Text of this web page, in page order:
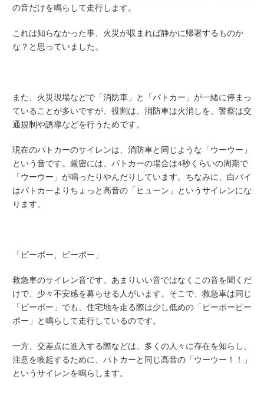
の音だけを鳴らして走行します。
これは知らなかった事、火災が収まれば静かに帰署するものか
な？と思っていました。
また、火災現場などで「消防車」と「パトカー」が一緒に停まっ
ていることが多いですが、役割は、消防車は火消しを、警察は交
通規制や誘導などを行うためです。
現在のパトカーのサイレンは、消防車と同じような「ウーウー」
という音です。厳密には、パトカーの場合は4秒くらいの周期で
「ウーウー」が鳴ったりやんだりしています。ちなみに、白バイ
はパトカーよりちょっと高音の「ヒューン」というサイレンにな
ります。
「ピーポー、ピーポー」
救急車のサイレン音です。あまりいい音ではなくこの音を聞くだ
けで、少々不安感を募らせる人がいます。そこで、救急車は同じ
「ピーポー」でも、住宅地を走る際は少し低めの「ピーポーピー
ポー」と鳴らして走行しているのです。
一方、交差点に進入する際などは、多くの人々に存在を知らし、
注意を喚起するために、パトカーと同じ高音の「ウーウー！！」
というサイレンを鳴らします。